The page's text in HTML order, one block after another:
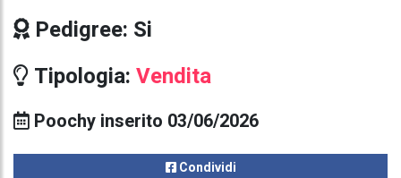
Pedigree: Si
Tipologia: Vendita
Poochy inserito 03/06/2026
Condividi